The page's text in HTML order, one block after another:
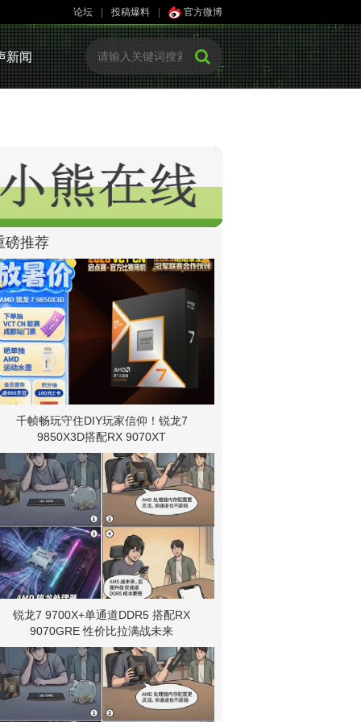
论坛 投稿爆料 官方微博
新闻
磅推荐
千帧畅玩守住DIY玩家信仰！锐龙7
9850X3D搭配RX 9070XT
锐龙7 9700X+单通道DDR5 搭配RX
9070GRE 性价比拉满战未来